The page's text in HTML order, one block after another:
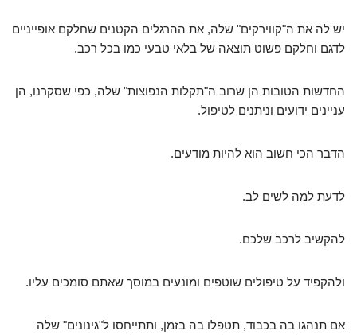
יש לה את ה"קווירקים" שלה, את ההרגלים הקטנים שחלקם אופייניים
לדגם וחלקם פשוט תוצאה של בלאי טבעי כמו בכל רכב.
החדשות הטובות הן שרוב ה"תקלות הנפוצות" שלה, כפי שסקרנו, הן
עניינים ידועים וניתנים לטיפול.
הדבר הכי חשוב הוא להיות מודעים.
לדעת למה לשים לב.
להקשיב לרכב שלכם.
ולהקפיד על טיפולים שוטפים ומונעים במוסך שאתם סומכים עליו.
אם תנהגו בה בכבוד, תטפלו בה בזמן, ותתייחסו ל"גינונים" שלה